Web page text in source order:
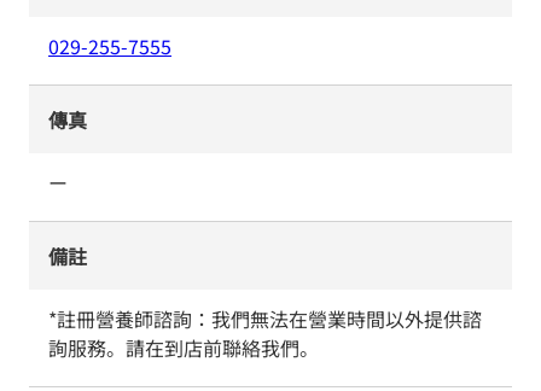
029-255-7555
傳真
ー
備註
*註冊營養師諮詢：我們無法在營業時間以外提供諮
詢服務。請在到店前聯絡我們。